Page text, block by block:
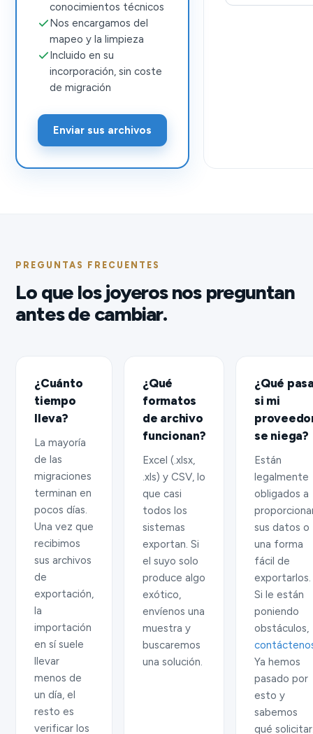
conocimientos técnicos
Nos encargamos del
mapeo y la limpieza
Incluido en su
incorporación, sin coste
de migración
Enviar sus archivos
PREGUNTAS FRECUENTES
Lo que los joyeros nos preguntan
antes de cambiar.
¿Cuánto
tiempo
lleva?
La mayoría
de las
migraciones
terminan en
pocos días.
Una vez que
recibimos
sus archivos
de
exportación,
la
importación
en sí suele
llevar
menos de
un día, el
resto es
verificar los
¿Qué
formatos
de archivo
funcionan?
Excel (.xlsx,
.xls) y CSV, lo
que casi
todos los
sistemas
exportan. Si
el suyo solo
produce algo
exótico,
envíenos una
muestra y
buscaremos
una solución.
¿Qué
si mi
se niega?
Están
legalmente
obligados a
sus datos o
una forma
fácil de
exportarlos.
Si le están
poniendo
obstáculos,
Ya hemos
pasado por
esto y
sabemos
qué